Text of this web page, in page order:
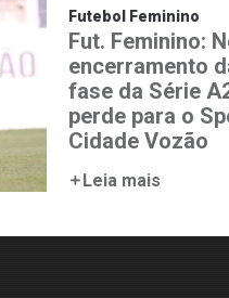
Futebol Feminino
Fut. Feminino:
encerramento
fase da Série
perde para o
Cidade Vozão
Leia mais